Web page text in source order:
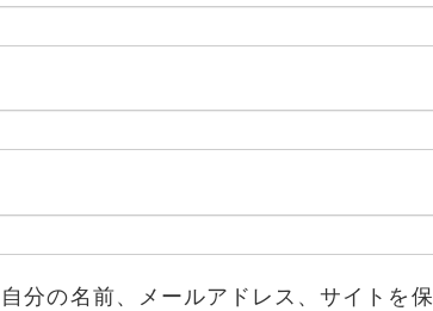
分の名前、メールアドレス、サイトを保